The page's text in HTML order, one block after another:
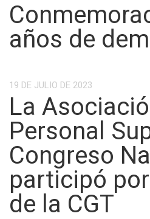
años de
19 DE JULIO DE 2023
La
Personal
Congreso
participó
de la CGT